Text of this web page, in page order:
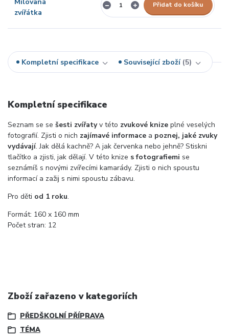
Přidat do košíku
Kompletní specifikace Související zboží 5
Kompletní specifikace
Seznam se se šesti zvířatyv této zvukové knize plné veselých
fotografií. Zjisti o nich zajímavé informace a poznej, jaké zvuky
vydávají. Jak dělá kachně? A jak červenka nebo jehně? Stiskni
tlačítko a zjisti, jak dělají. V této knize s fotografiemi se
seznámíš s novými zvířecími kamarády. Zjisti o nich spoustu
informací a zažij s nimi spoustu zábavu.
Pro děti od 1 roku.
Formát: 160 x 160 mm
Počet stran: 12
Zboží zařazeno v kategoriích
PŘEDŠKOLNÍ PŘÍPRAVA
TÉMA